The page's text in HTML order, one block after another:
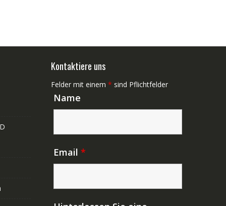
Kontaktiere uns
Felder mit einem * sind Pflichtfelder
Name
Email *